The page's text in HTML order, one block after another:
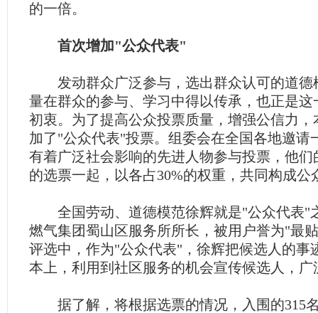
的一倍。
首次增加"公众代表"
发动群众广泛参与，选出群众认可的道德
量在群众的参与、学习中得以传承，也正是
初衷。为了提高公众投票质量，增强公信力
加了"公众代表"投票。组委会在全国各地邀请
有着广泛社会影响的先进人物参与投票，他
的选票一起，以各占30%的权重，共同构成公
全国劳动、道德模范徐辉就是"公众代表"
燃气集团蜀山区服务所所长，被用户誉为"最
评选中，作为"公众代表"，徐辉把候选人的事
本上，利用到社区服务的机会宣传候选人，
据了解，将根据选票的情况，入围的315